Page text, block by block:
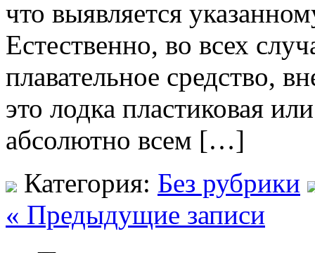
что выявляется
Естественно, во всех
плавательное средство,
это лодка пластиковая
абсолютно всем […]
Категория: Без рубрики
« Предыдущие записи